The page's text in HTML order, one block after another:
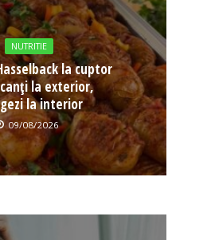
NUTRITIE
la cuptor
la exterior,
la interior
09/08/2026